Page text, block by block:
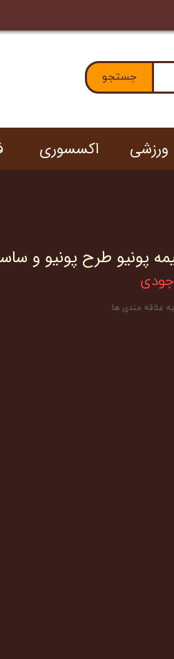
جستجو
ورزشی اکسسوری
پونیو طرح پونیو و
علاقه مندی ها